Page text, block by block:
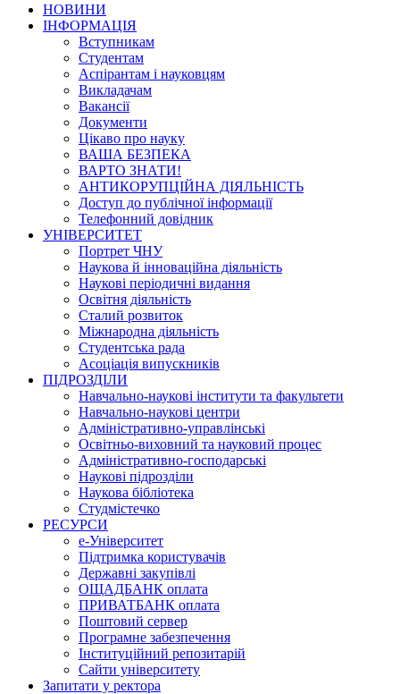
НОВИНИ
ІНФОРМАЦІЯ
Вступникам
Студентам
Аспірантам і науковцям
Викладачам
Вакансії
Документи
Цікаво про науку
ВАША БЕЗПЕКА
ВАРТО ЗНАТИ!
АНТИКОРУПЦІЙНА ДІЯЛЬНІСТЬ
Доступ до публічної інформації
Телефонний довідник
УНІВЕРСИТЕТ
Портрет ЧНУ
Наукова й інноваційна діяльність
Наукові періодичні видання
Освітня діяльність
Сталий розвиток
Міжнародна діяльність
Студентська рада
Асоціація випускників
ПІДРОЗДІЛИ
Навчально-наукові інститути та факультети
Навчально-наукові центри
Адміністративно-управлінські
Освітньо-виховний та науковий процес
Адміністративно-господарські
Наукові підрозділи
Наукова бібліотека
Студмістечко
РЕСУРСИ
е-Університет
Підтримка користувачів
Державні закупівлі
ОЩАДБАНК оплата
ПРИВАТБАНК оплата
Поштовий сервер
Програмне забезпечення
Інституційний репозитарій
Сайти університету
Запитати у ректора